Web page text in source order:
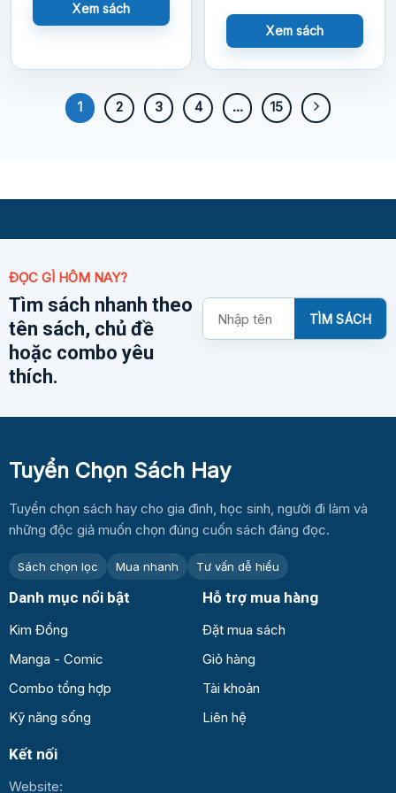
Xem sách
Xem sách
1 2 3 4 … 15
ĐỌC GÌ HÔM NAY?
Tìm sách nhanh theo
tên sách, chủ đề
hoặc combo yêu
thích.
Tìm
kiếm
sách
TÌM SÁCH
Tuyển Chọn Sách Hay
Tuyển chọn sách hay cho gia đình, học sinh, người đi làm và
những độc giả muốn chọn đúng cuốn sách đáng đọc.
Sách chọn lọc Mua nhanh Tư vấn dễ hiểu
Danh mục nổi bật
Kim Đồng
Manga - Comic
Combo tổng hợp
Kỹ năng sống
Hỗ trợ mua hàng
Đặt mua sách
Giỏ hàng
Tài khoản
Liên hệ
Kết nối
Website: